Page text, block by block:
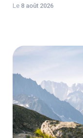
Le 8 août 2026